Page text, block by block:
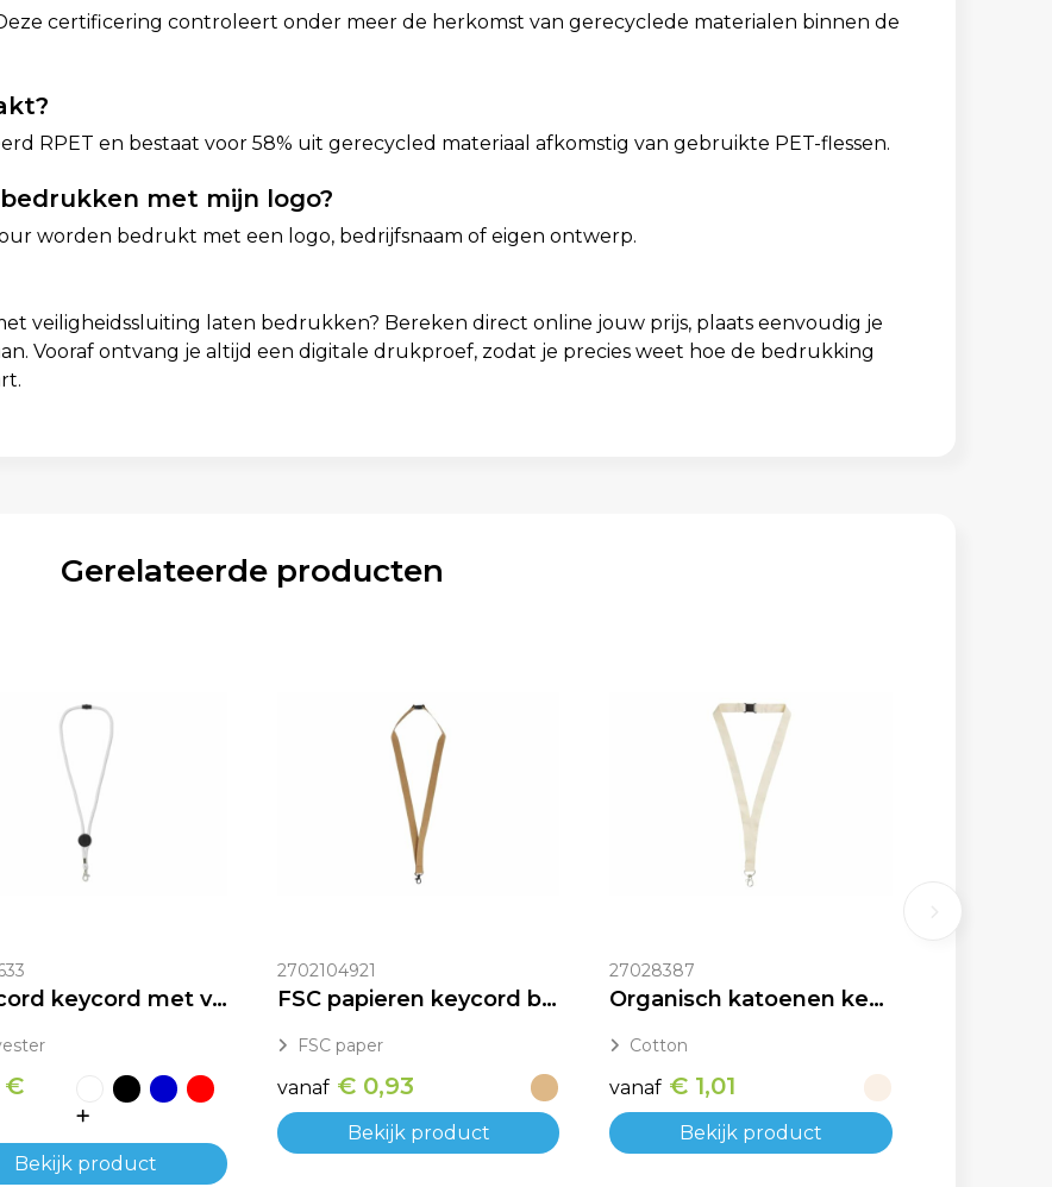
certificering controleert onder meer de herkomst van gerecyclede materialen binnen de
RPET en bestaat voor 58% uit gerecycled materiaal afkomstig van gebruikte PET-flessen.
met mijn logo?
worden bedrukt met een logo, bedrijfsnaam of eigen ontwerp.
veiligheidssluiting laten bedrukken? Bereken direct online jouw prijs, plaats eenvoudig je
Vooraf ontvang je altijd een digitale drukproef, zodat je precies weet hoe de bedrukking
Gerelateerde producten
Paracord keycord met verstelbaar koord bedrukken
€
Bekijk product
2702104921
FSC papieren keycord bedrukken met logo
FSC paper
vanaf € 0,93
Bekijk product
27028387
Organisch katoenen keycord ecru bedrukken
Cotton
vanaf € 1,01
Bekijk product